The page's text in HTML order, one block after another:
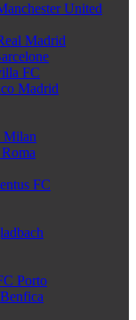
United
Madrid
FC
Madrid
Milan
FC
Porto